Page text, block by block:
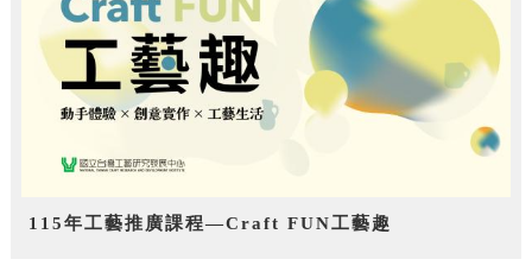
115年工藝推廣課程—Craft FUN工藝趣